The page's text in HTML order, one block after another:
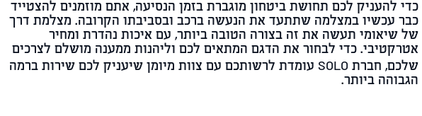
כדי להעניק לכם תחושת ביטחון מוגברת בזמן הנסיעה, אתם מוזמנים להצטייד
כבר עכשיו במצלמה שתתעד את הנעשה ברכב ובסביבתו הקרובה. מצלמת דרך
של שיאומי תעשה את זה בצורה הטובה ביותר, עם איכות נהדרת ומחיר
אטרקטיבי. כדי לבחור את הדגם המתאים לכם וליהנות ממענה מושלם לצרכים
שלכם, חברת SOLO עומדת לרשותכם עם צוות מיומן שיעניק לכם שירות ברמה
הגבוהה ביותר.